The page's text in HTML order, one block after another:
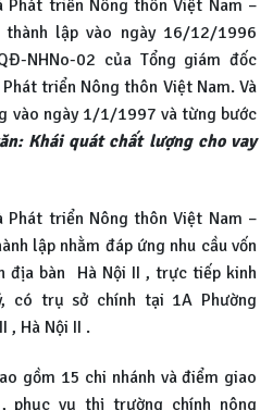
Phát triển Nông thôn Việt Nam –
thành lập vào ngày 16/12/1996
NHNo-02 của Tổng giám đốc
triển Nông thôn Việt Nam. Và
vào ngày 1/1/1997 và từng bước
Khái quát chất lượng cho vay
Phát triển Nông thôn Việt Nam –
lập nhằm đáp ứng nhu cầu vốn
địa bàn Hà Nội II , trực tiếp kinh
có trụ sở chính tại 1A Phường
, Hà Nội II .
gồm 15 chi nhánh và điểm giao
vụ thị trường chính nông